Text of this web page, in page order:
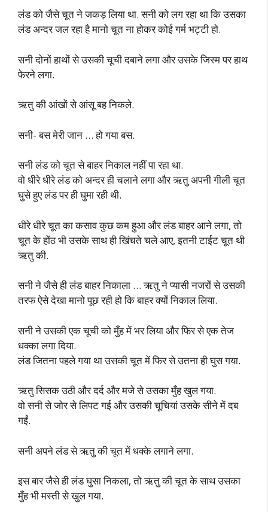
लंड को जैसे चूत ने जकड़ लिया था. सनी को लग रहा था कि उसका
लंड अन्दर जल रहा है मानो चूत ना होकर कोई गर्म भट्टी हो.
सनी दोनों हाथों से उसकी चूची दबाने लगा और उसके जिस्म पर हाथ
फेरने लगा.
ऋतु की आंखों से आंसू बह निकले.
सनी- बस मेरी जान … हो गया बस.
सनी लंड को चूत से बाहर निकाल नहीं पा रहा था.
वो धीरे धीरे लंड को अन्दर ही चलाने लगा और ऋतु अपनी गीली चूत
घुसे हुए लंड पर ही घुमा रही थी.
धीरे धीरे चूत का कसाव कुछ कम हुआ और लंड बाहर आने लगा, तो
चूत के होंठ भी उसके साथ ही खिंचते चले आए, इतनी टाईट चूत थी
ऋतु की.
सनी ने जैसे ही लंड बाहर निकाला … ऋतु ने प्यासी नजरों से उसकी
तरफ ऐसे देखा मानो पूछ रही हो कि बाहर क्यों निकाल लिया.
सनी ने उसकी एक चूची को मुँह में भर लिया और फिर से एक तेज
धक्का लगा दिया.
लंड जितना पहले गया था उसकी चूत में फिर से उतना ही घुस गया.
ऋतु सिसक उठी और दर्द और मजे से उसका मुँह खुल गया.
वो सनी से जोर से लिपट गई और उसकी चूचियां उसके सीने में दब
गईं.
सनी अपने लंड से ऋतु की चूत में धक्के लगाने लगा.
इस बार जैसे ही लंड घुसा निकला, तो ऋतु की चूत के साथ उसका
मुँह भी मस्ती से खुल गया.